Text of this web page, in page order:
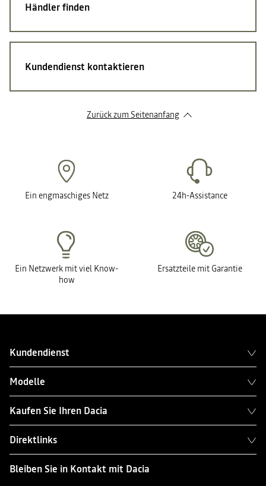
Händler finden
Kundendienst kontaktieren
Zurück zum Seitenanfang
Ein engmaschiges Netz 24h-Assistance
Ein Netzwerk mit viel Know-
how
Ersatzteile mit Garantie
Kundendienst
Modelle
Kaufen Sie Ihren Dacia
Direktlinks
Bleiben Sie in Kontakt mit Dacia